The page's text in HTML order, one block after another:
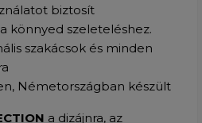
biztosít
könnyed szeleteléshez.
szakácsok és minden
Németországban készült
a dizájnra, az